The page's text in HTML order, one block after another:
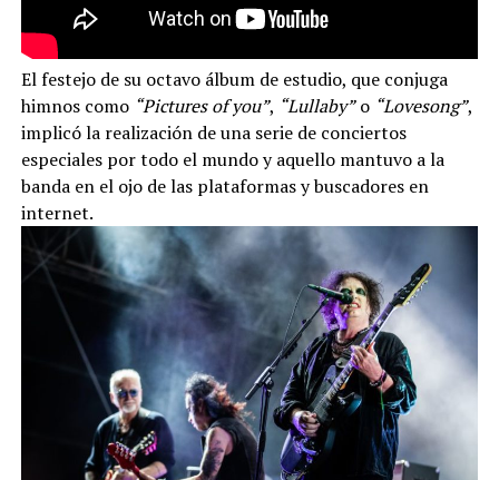
El festejo de su octavo álbum de estudio, que conjuga
himnos como “Pictures of you”, “Lullaby”o “Lovesong”,
implicó la realización de una serie de conciertos
especiales por todo el mundo y aquello mantuvo a la
banda en el ojo de las plataformas y buscadores en
internet.